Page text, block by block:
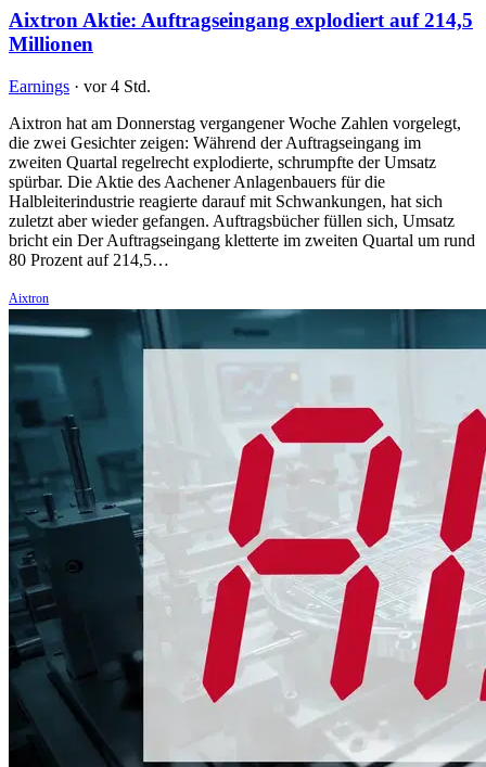
Aixtron Aktie: Auftragseingang explodiert auf 214,5
Millionen
Earnings · vor 4 Std.
Aixtron hat am Donnerstag vergangener Woche Zahlen vorgelegt,
die zwei Gesichter zeigen: Während der Auftragseingang im
zweiten Quartal regelrecht explodierte, schrumpfte der Umsatz
spürbar. Die Aktie des Aachener Anlagenbauers für die
Halbleiterindustrie reagierte darauf mit Schwankungen, hat sich
zuletzt aber wieder gefangen. Auftragsbücher füllen sich, Umsatz
bricht ein Der Auftragseingang kletterte im zweiten Quartal um rund
80 Prozent auf 214,5…
Aixtron